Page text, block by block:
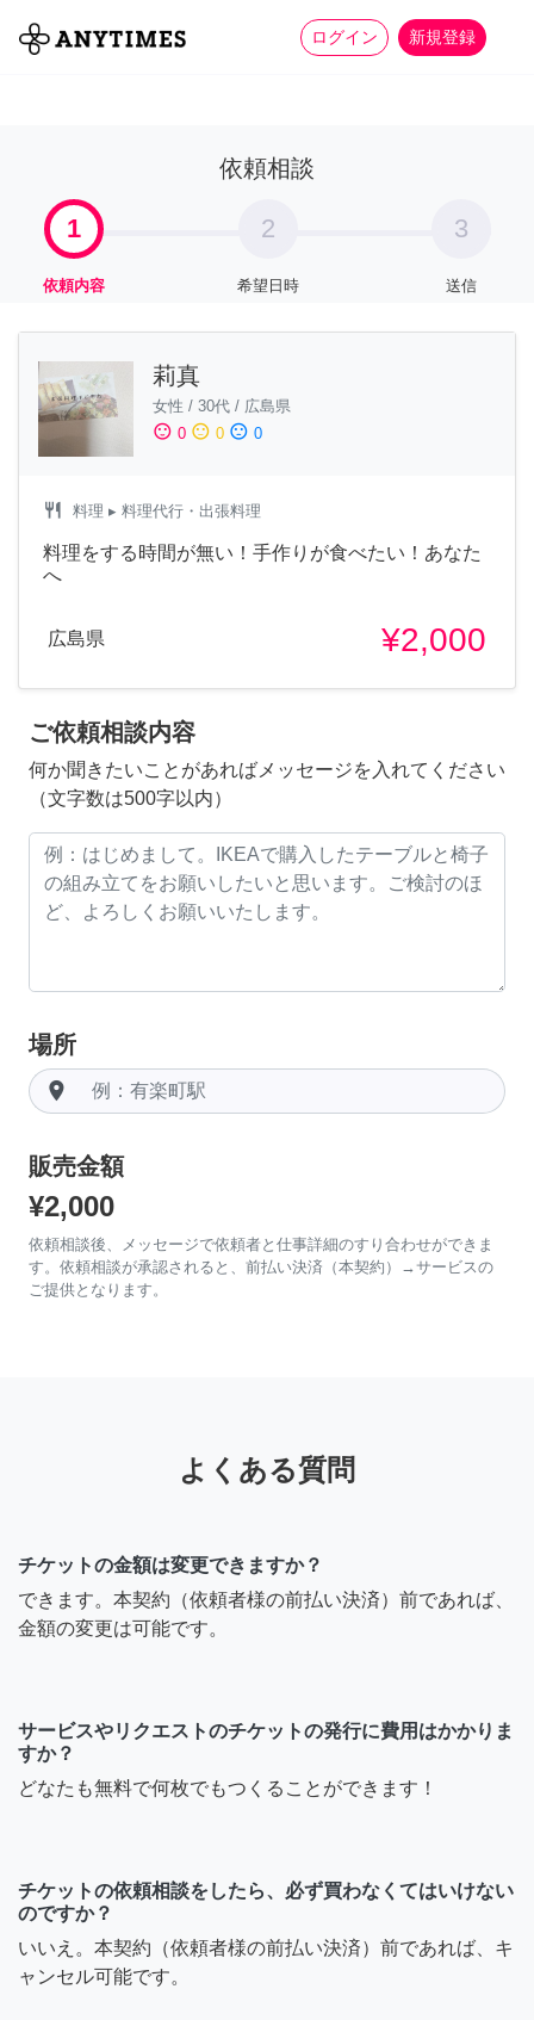
ログイン 新規登録
全て 家事 more_horiz
依頼相談
1
依頼内容
2
希望日時
3
送信
莉真
女性 / 30代 / 広島県
sentiment_satisfied 0 sentiment_neutral 0 sentiment_dissatisfied 0
restaurant 料理 ▸ 料理代行・出張料理
料理をする時間が無い！手作りが食べたい！あなた
へ
広島県 ¥2,000
ご依頼相談内容
何か聞きたいことがあればメッセージを入れてください
（文字数は500字以内）
場所
room
販売金額
¥2,000
依頼相談後、メッセージで依頼者と仕事詳細のすり合わせができま
す。依頼相談が承認されると、前払い決済（本契約）→サービスの
ご提供となります。
よくある質問
チケットの金額は変更できますか？
できます。本契約（依頼者様の前払い決済）前であれば、
金額の変更は可能です。
サービスやリクエストのチケットの発行に費用はかかりま
すか？
どなたも無料で何枚でもつくることができます！
チケットの依頼相談をしたら、必ず買わなくてはいけない
のですか？
いいえ。本契約（依頼者様の前払い決済）前であれば、キ
ャンセル可能です。